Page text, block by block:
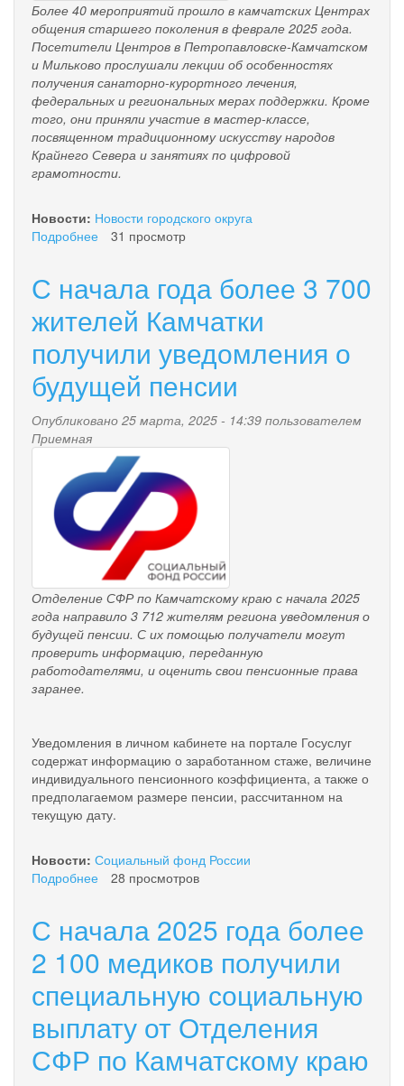
Более 40 мероприятий прошло в камчатских Центрах
общения старшего поколения в феврале 2025 года.
Посетители Центров в Петропавловске-Камчатском
и Мильково прослушали лекции об особенностях
получения санаторно-курортного лечения,
федеральных и региональных мерах поддержки. Кроме
того, они приняли участие в мастер-классе,
посвященном традиционному искусству народов
Крайнего Севера и занятиях по цифровой
грамотности.
Новости: Новости городского округа
Подробнее
классы,
обучение
цифровой
помощь
участникам
СВО:
как
камчатских
Центров
общения
старшего
поколения
проводят
время
31 просмотр
С начала года более 3 700
жителей Камчатки
получили уведомления о
будущей пенсии
Опубликовано 25 марта, 2025 - 14:39 пользователем
Приемная
pensionnyy_fond.png
Отделение СФР по Камчатскому краю с начала 2025
года направило 3 712 жителям региона уведомления о
будущей пенсии. С их помощью получатели могут
проверить информацию, переданную
работодателями, и оценить свои пенсионные права
заранее.
Уведомления в личном кабинете на портале Госуслуг
содержат информацию о заработанном стаже, величине
индивидуального пенсионного коэффициента, а также о
предполагаемом размере пенсии, рассчитанном на
текущую дату.
Новости: Социальный фонд России
Подробнее
года
3
жителей
Камчатки
получили
уведомления
о
28 просмотров
С начала 2025 года более
2 100 медиков получили
специальную социальную
выплату от Отделения
СФР по Камчатскому краю